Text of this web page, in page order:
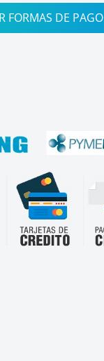
FORMAS DE PAGO